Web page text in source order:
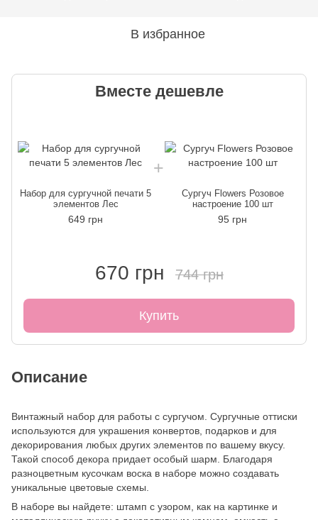
В избранное
Вместе дешевле
Набор для сургучной печати 5
элементов Лес
649 грн
Сургуч Flowers Розовое
настроение 100 шт
95 грн
670 грн 744 грн
Купить
Описание
Винтажный набор для работы с сургучом. Сургучные оттиски
используются для украшения конвертов, подарков и для
декорирования любых других элементов по вашему вкусу.
Такой способ декора придает особый шарм. Благодаря
разноцветным кусочкам воска в наборе можно создавать
уникальные цветовые схемы.
В наборе вы найдете: штамп с узором, как на картинке и